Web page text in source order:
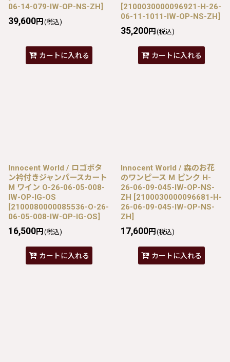
06-14-079-IW-OP-NS-ZH]
39,600円 (税込)
カートに入れる
[2100030000096921-H-26-
06-11-1011-IW-OP-NS-ZH]
35,200円 (税込)
カートに入れる
Innocent World / ロゴボタ
ン衿付きジャンパースカート
M ワイン O-26-06-05-008-
IW-OP-IG-OS
[2100080000085536-O-26-
06-05-008-IW-OP-IG-OS]
16,500円 (税込)
カートに入れる
Innocent World / 森のお花
のワンピース M ピンク H-
26-06-09-045-IW-OP-NS-
ZH [2100030000096681-H-
26-06-09-045-IW-OP-NS-
ZH]
17,600円 (税込)
カートに入れる